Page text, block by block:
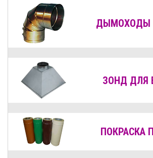
ДЫМОХОДЫ
ЗОНД ДЛЯ
ПОКРАСКА